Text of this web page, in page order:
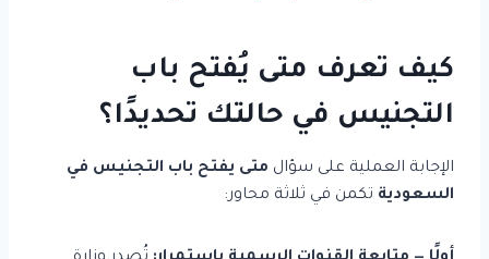
كيف تعرف متى يُفتح باب
التجنيس في حالتك تحديدًا؟
الإجابة العملية على سؤال متى يفتح باب التجنيس في
السعودية تكمن في ثلاثة محاور: